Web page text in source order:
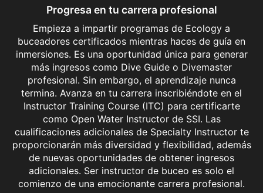
Progresa en tu carrera profesional
Empieza a impartir programas de Ecology a
buceadores certificados mientras haces de guía en
inmersiones. Es una oportunidad única para generar
más ingresos como Dive Guide o Divemaster
profesional. Sin embargo, el aprendizaje nunca
termina. Avanza en tu carrera inscribiéndote en el
Instructor Training Course (ITC) para certificarte
como Open Water Instructor de SSI. Las
cualificaciones adicionales de Specialty Instructor te
proporcionarán más diversidad y flexibilidad, además
de nuevas oportunidades de obtener ingresos
adicionales. Ser instructor de buceo es solo el
comienzo de una emocionante carrera profesional.
Assistant Instructor | Instructor Training Course